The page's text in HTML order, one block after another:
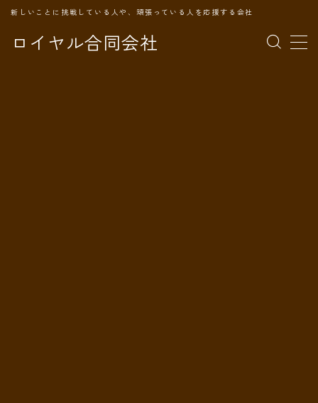
ロイヤル合同会社
新しいことに挑戦している人や、頑張っている人を応援する会社
MENU